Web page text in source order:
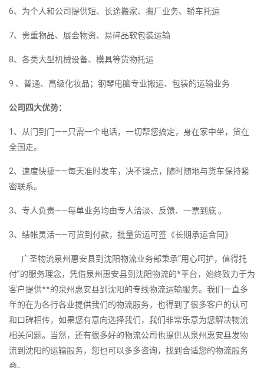
6、为个人和公司提供短、长途搬家、搬厂业务、轿车托运
7、贵重物品、展会物资、易碎品软包装运输
8、各类大型机械设备、模具等货物托运
9 、普通、高级化妆品；钢琴电脑专业搬运、包装的运输业务
公司四大优势：
1、从门到门——只需一个电话，一切帮您搞定，身在家中坐，货在
全国走。
2、速度快捷——每天准时发车，决不误点，随时随地与货车保持紧
密联系。
3、专人负责——每单业务均由专人洽淡、反馈、一票到底 。
3、结帐灵活——可货到付款，批量货运可签《长期承运合同》
广圣物流泉州惠安县到沈阳物流业务部秉承“用心呵护，值得托
付”的服务理念，凭借泉州惠安县到沈阳物流的*平台，始终致力于为
客户提供**的泉州惠安县到沈阳的专线物流运输服务。我们一直多
年的在为各行各业提供我们的物流服务，也得到了很多客户的认可
和口碑相传，如果您有意向选择我们，我们非常乐意为您解决物流
相关问题。当然，还有很多好的物流公司也提供从泉州惠安县发物
流到沈阳的运输服务，您也可以多多咨询，找到合适您的物流服务
商。